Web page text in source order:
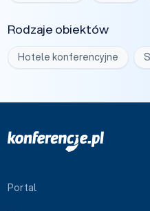
Rodzaje obiektów
Hotele konferencyjne
Portal